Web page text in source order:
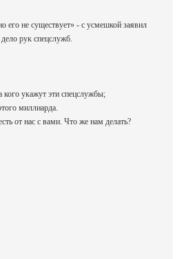
его не существует» - с усмешкой заявил
рук спецслужб.
укажут эти спецслужбы;
миллиарда.
от нас с вами. Что же нам делать?